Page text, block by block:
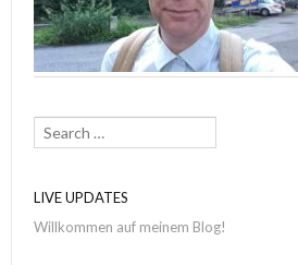
Search
LIVE UPDATES
Willkommen auf meinem Blog!